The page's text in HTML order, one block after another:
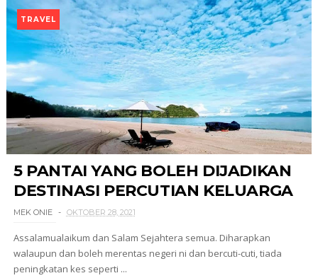
TRAVEL
5 PANTAI YANG BOLEH DIJADIKAN
DESTINASI PERCUTIAN KELUARGA
MEK ONIE OKTOBER 28, 2021
Assalamualaikum dan Salam Sejahtera semua. Diharapkan
walaupun dan boleh merentas negeri ni dan bercuti-cuti, tiada
peningkatan kes seperti ...